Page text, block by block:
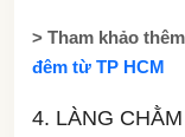
> Tham khảo
đêm từ TP HCM
4. LÀNG